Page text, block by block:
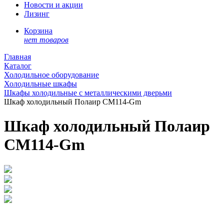
Новости и акции
Лизинг
Корзина
нет товаров
Главная
Каталог
Холодильное оборудование
Холодильные шкафы
Шкафы холодильные с металлическими дверьми
Шкаф холодильный Полаир CM114-Gm
Шкаф холодильный Полаир
CM114-Gm